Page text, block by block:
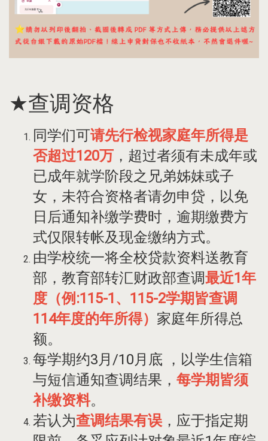
★查调资格
同学们可请先行检视家庭年所得是
否超过120万 ，超过者须有未成年或
已成年就学阶段之兄弟姊妹或子
女，未符合资格者请勿申贷，以免
日后通知补缴学费时，逾期缴费方
式仅限转帐及现金缴纳方式。
由学校统一将全校贷款资料送教育
部，教育部转汇财政部查调最近1年
度（例:115-1、115-2学期皆查调
114年度的年所得） 家庭年所得总
额。
每学期约3月/10月底 ，以学生信箱
与短信通知查调结果， 每学期皆须
补缴资料。
若认为查调结果有误 ，应于指定期